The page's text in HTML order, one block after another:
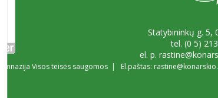
Statybininkų g. 5,
tel. (0 5)
el. p.
Visos teisės saugomos | El.paštas: